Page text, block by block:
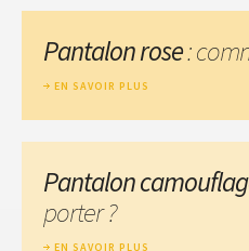
Pantalon rose:
EN SAVOIR PLUS
Pantalon
porter ?
EN SAVOIR PLUS